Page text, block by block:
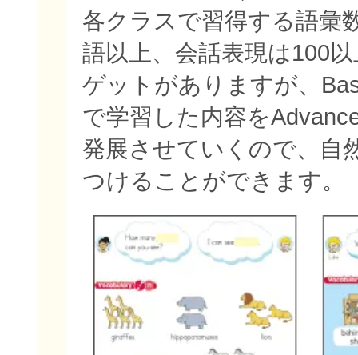
各クラスで習得する語彙
語以上、会話表現は100
ゲットがありますが、
で学習した内容を
発展させていくので、自
つけることができます。